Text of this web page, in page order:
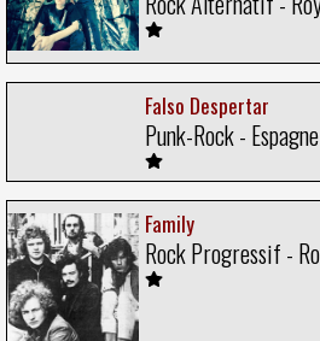
Falso Despertar
Punk-Rock - Espagne
Family
Rock Progressif -